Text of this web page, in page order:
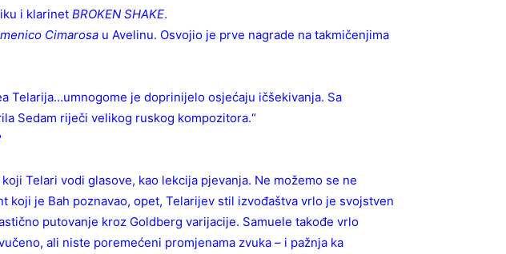
i klarinet BROKEN SHAKE.
Cimarosa u Avelinu. Osvojio je prve nagrade na takmičenjima
Telarija…umnogome je doprinijelo osjećaju ičšekivanja. Sa
Sedam riječi velikog ruskog kompozitora.“
Telari vodi glasove, kao lekcija pjevanja. Ne možemo se ne
je Bah poznavao, opet, Telarijev stil izvođaštva vrlo je svojstven
putovanje kroz Goldberg varijacije. Samuele takođe vrlo
ali niste poremećeni promjenama zvuka – i pažnja ka